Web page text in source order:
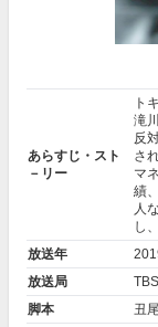
あらすじ・スト
－リー
ト
滝
反
さ
マ
績
人
し
放送年
放送局
TBS
脚本
丑